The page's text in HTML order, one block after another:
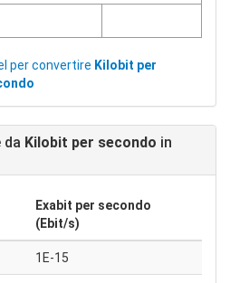
per convertire Kilobit per
da Kilobit per secondo in
Exabit per secondo
(Ebit/s)
1E-15